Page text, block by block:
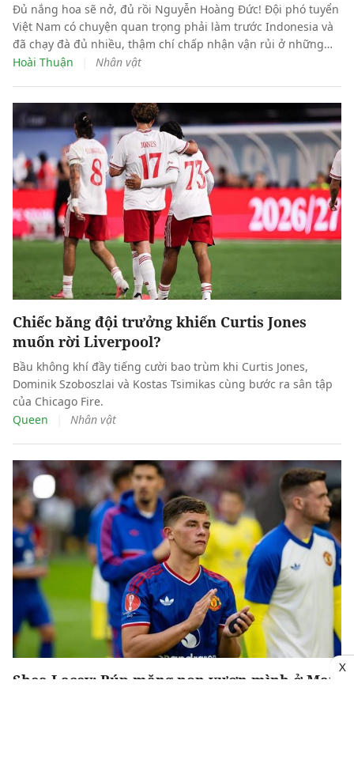
Đủ nắng hoa sẽ nở, đủ rồi Nguyễn Hoàng Đức! Đội phó tuyển
Việt Nam có chuyện quan trọng phải làm trước Indonesia và
đã chạy đà đủ nhiều, thậm chí chấp nhận vận rủi ở những
trận khác để “dồn dame” cho đại chiến Pakansari.
Hoài Thuận Nhân vật
Chiếc băng đội trưởng khiến Curtis Jones
muốn rời Liverpool?
Bầu không khí đầy tiếng cười bao trùm khi Curtis Jones,
Dominik Szoboszlai và Kostas Tsimikas cùng bước ra sân tập
của Chicago Fire.
Queen
Nhân vật
Shea Lacey: Búp măng non vươn mình ở Man
X